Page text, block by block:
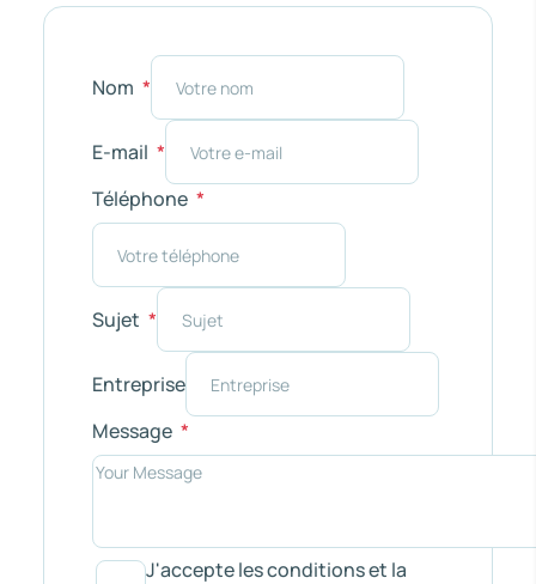
Nom
E-mail
Téléphone
Sujet
Entreprise
Message
J'accepte les conditions et la